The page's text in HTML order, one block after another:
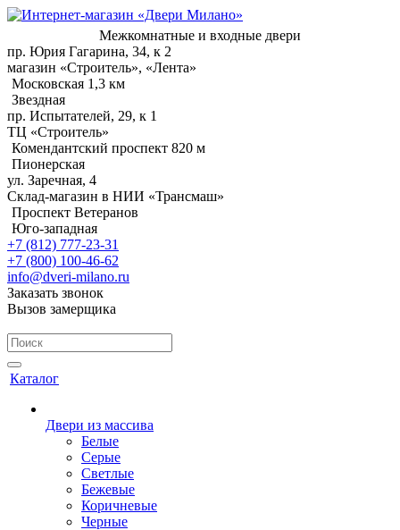
Межкомнатные и входные двери
пр. Юрия Гагарина, 34, к 2
магазин «Строитель», «Лента»
Московская 1,3 км
Звездная
пр. Испытателей, 29, к 1
ТЦ «Строитель»
Комендантский проспект 820 м
Пионерская
ул. Заречная, 4
Склад-магазин в НИИ «Трансмаш»
Проспект Ветеранов
Юго-западная
+7 (812) 777-23-31
+7 (800) 100-46-62
info@dveri-milano.ru
Заказать звонок
Вызов замерщика
Каталог
Двери из массива
Белые
Серые
Светлые
Бежевые
Коричневые
Черные